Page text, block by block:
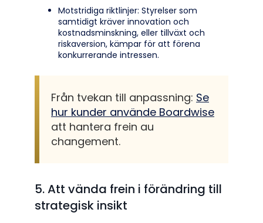
Motstridiga riktlinjer: Styrelser som
samtidigt kräver innovation och
kostnadsminskning, eller tillväxt och
riskaversion, kämpar för att förena
konkurrerande intressen.
Från tvekan till anpassning: Se
hur kunder använde Boardwise
att hantera frein au
changement.
5. Att vända frein i förändring till
strategisk insikt